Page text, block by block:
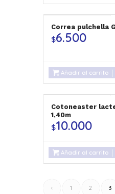
Correa pulchella
$6.500
Añadir al carrito
Cotoneaster
1,40m
$10.000
Añadir al carrito
‹ 1 2 3